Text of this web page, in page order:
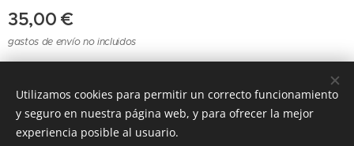
35,00 €
gastos de envío no incluidos
Cookies
Utilizamos cookies para permitir un correcto funcionamiento
y seguro en nuestra página web, y para ofrecer la mejor
experiencia posible al usuario.